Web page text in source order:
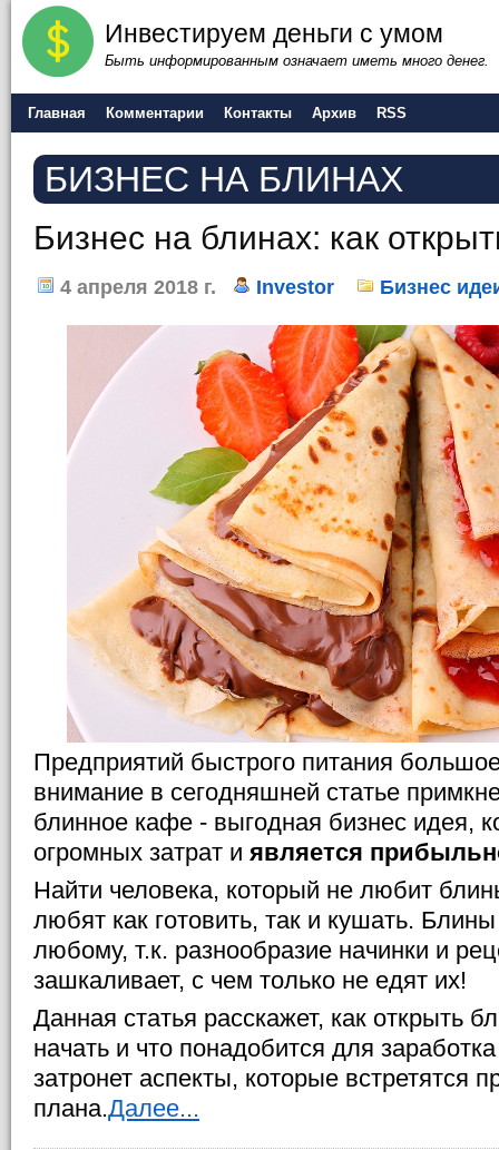
Инвестируем деньги с умом
Быть информированным означает иметь много денег.
Главная Комментарии Контакты Архив RSS
БИЗНЕС НА БЛИНАХ
Бизнес на блинах: как
4 апреля 2018 г. Investor Бизнес
Предприятий быстрого питания
внимание в сегодняшней статье
блинное кафе - выгодная бизнес идея,
огромных затрат и является
Найти человека, который не любит
любят как готовить, так и кушать.
любому, т.к. разнообразие начинки и
зашкаливает, с чем только не едят их!
Данная статья расскажет, как открыть
начать и что понадобится для
затронет аспекты, которые встретятся
плана.Далее...